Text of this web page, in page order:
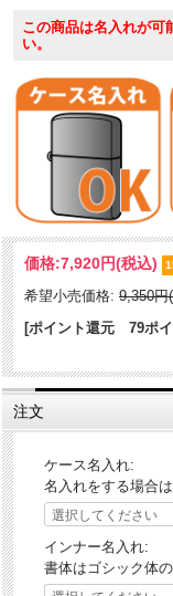
ネコちゃんのイメージ
います。愛らしいシル
チ♪ついつい、顔がほ
ケース形状：レギュラ
加工表面処理：真鍮板
この商品は名入れが可
い。
価格:7,920円(税込)
希望小売価格: 9,350円
[ポイント還元 79ポイ
注文
ケース名入れ:
名入れをする場合
インナー名入れ:
書体はゴシック体